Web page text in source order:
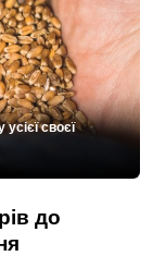
своєї
до